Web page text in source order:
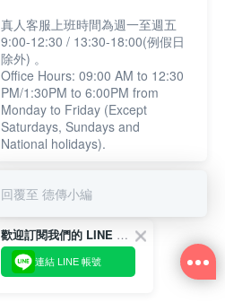
歡迎訂閱我們的 LINE 官方帳號
連結 LINE 帳號
真人客服上班時間為週一至週五
9:00-12:30 / 13:30-18:00(例假日
除外) 。
Office Hours: 09:00 AM to 12:30
PM/1:30PM to 6:00PM from
Monday to Friday (Except
Saturdays, Sundays and
National holidays).
回覆至 德傳小編